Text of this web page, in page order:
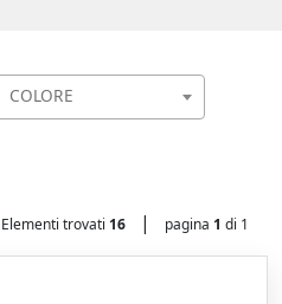
COLORE
Elementi trovati 16 | pagina 1 di 1